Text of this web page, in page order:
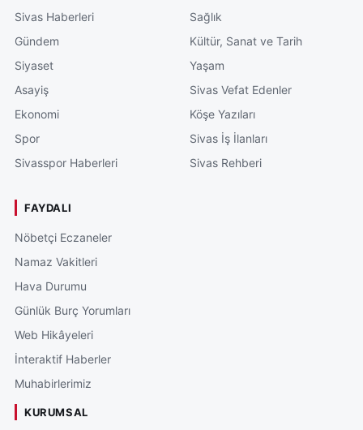
Sivas Haberleri
Gündem
Siyaset
Asayiş
Ekonomi
Spor
Sivasspor Haberleri
Sağlık
Kültür, Sanat ve Tarih
Yaşam
Sivas Vefat Edenler
Köşe Yazıları
Sivas İş İlanları
Sivas Rehberi
FAYDALI
Nöbetçi Eczaneler
Namaz Vakitleri
Hava Durumu
Günlük Burç Yorumları
Web Hikâyeleri
İnteraktif Haberler
Muhabirlerimiz
KURUMSAL